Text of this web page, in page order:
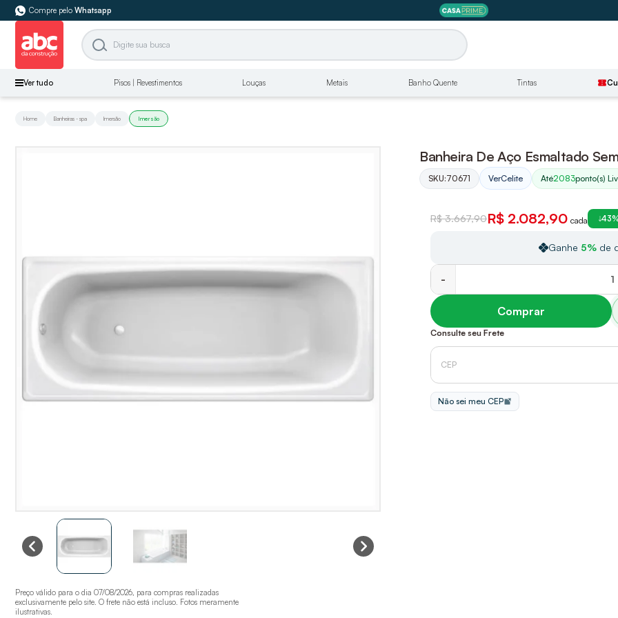
Compre pelo Whatsapp
Ver tudo Pisos | Revestimentos Louças Metais Banho Quente Tintas confirmation_number
Home Banheiras - spa Imersão Imersão
Banheira De Aço Esmaltado
SKU:70671 VerCelite Até2083ponto(s)
Preço válido para o dia 07/08/2026, para compras realizadas
exclusivamente pelo site. O frete não está incluso. Fotos meramente
ilustrativas.
R$ 3.667,90R$ 2.082,90 cada
Ganhe 5% de
-
Comprar
Consulte seu Frete
Não sei meu CEP